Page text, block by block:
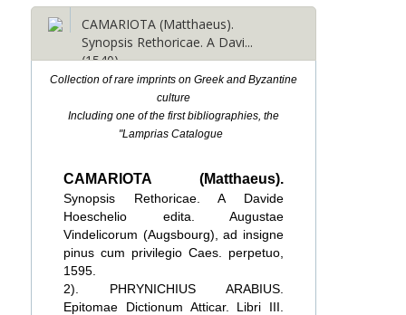
CAMARIOTA (Matthaeus).
Synopsis Rethoricae. A Davi...
(1540)
Collection of rare imprints on Greek and Byzantine
culture
Including one of the first bibliographies, the
"Lamprias Catalogue
CAMARIOTA (Matthaeus).
Synopsis Rethoricae. A Davide
Hoeschelio edita. Augustae
Vindelicorum (Augsbourg), ad insigne
pinus cum privilegio Caes. perpetuo,
1595.
2). PHRYNICHIUS ARABIUS.
Epitomae Dictionum Atticar. Libri III.